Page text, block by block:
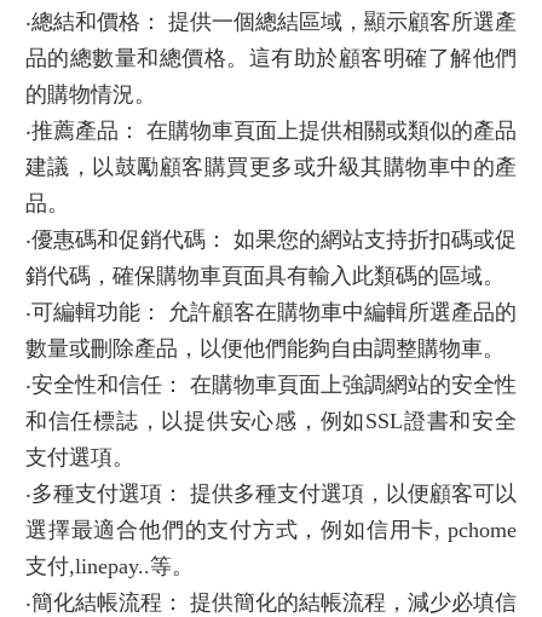
‧總結和價格： 提供一個總結區域，顯示顧客所選產
品的總數量和總價格。這有助於顧客明確了解他們
的購物情況。
‧推薦產品： 在購物車頁面上提供相關或類似的產品
建議，以鼓勵顧客購買更多或升級其購物車中的產
品。
‧優惠碼和促銷代碼： 如果您的網站支持折扣碼或促
銷代碼，確保購物車頁面具有輸入此類碼的區域。
‧可編輯功能： 允許顧客在購物車中編輯所選產品的
數量或刪除產品，以便他們能夠自由調整購物車。
‧安全性和信任： 在購物車頁面上強調網站的安全性
和信任標誌，以提供安心感，例如SSL證書和安全
支付選項。
‧多種支付選項： 提供多種支付選項，以便顧客可以
選擇最適合他們的支付方式，例如信用卡, pchome
支付,linepay..等。
‧簡化結帳流程： 提供簡化的結帳流程，減少必填信